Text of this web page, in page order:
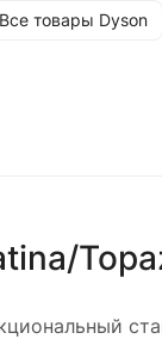
Все товары Dyson